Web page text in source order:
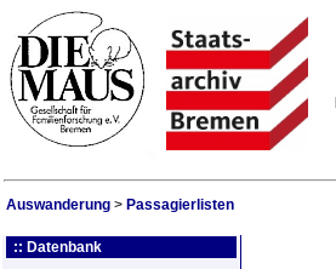
Auswanderung > Passagierlisten
:: Datenbank